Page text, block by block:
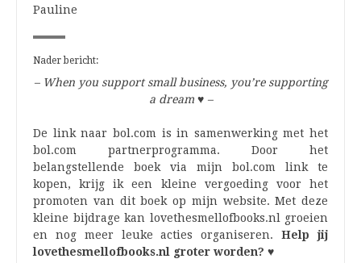
Pauline
Nader bericht:
– When you support small business, you’re supporting
a dream ♥ –
De link naar bol.com is in samenwerking met het
bol.com partnerprogramma. Door het
belangstellende boek via mijn bol.com link te
kopen, krijg ik een kleine vergoeding voor het
promoten van dit boek op mijn website. Met deze
kleine bijdrage kan lovethesmellofbooks.nl groeien
en nog meer leuke acties organiseren.Help jij
lovethesmellofbooks.nl groter worden? ♥